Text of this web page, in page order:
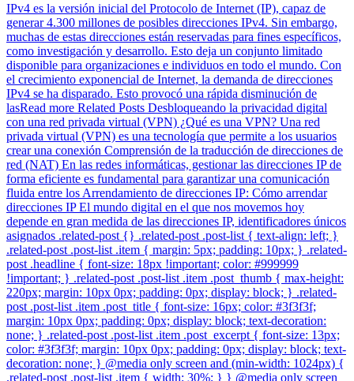
IPv4 es la versión inicial del Protocolo de Internet (IP), capaz de
generar 4.300 millones de posibles direcciones IPv4. Sin embargo,
muchas de estas direcciones están reservadas para fines específicos,
como investigación y desarrollo. Esto deja un conjunto limitado
disponible para organizaciones e individuos en todo el mundo. Con
el crecimiento exponencial de Internet, la demanda de direcciones
IPv4 se ha disparado. Esto provocó una rápida disminución de
lasRead more Related Posts Desbloqueando la privacidad digital
con una red privada virtual (VPN) ¿Qué es una VPN? Una red
privada virtual (VPN) es una tecnología que permite a los usuarios
crear una conexión Comprensión de la traducción de direcciones de
red (NAT) En las redes informáticas, gestionar las direcciones IP de
forma eficiente es fundamental para garantizar una comunicación
fluida entre los Arrendamiento de direcciones IP: Cómo arrendar
direcciones IP El mundo digital en el que nos movemos hoy
depende en gran medida de las direcciones IP, identificadores únicos
asignados .related-post {} .related-post .post-list { text-align: left; }
.related-post .post-list .item { margin: 5px; padding: 10px; } .related-
post .headline { font-size: 18px !important; color: #999999
!important; } .related-post .post-list .item .post_thumb { max-height:
220px; margin: 10px 0px; padding: 0px; display: block; } .related-
post .post-list .item .post_title { font-size: 16px; color: #3f3f3f;
margin: 10px 0px; padding: 0px; display: block; text-decoration:
none; } .related-post .post-list .item .post_excerpt { font-size: 13px;
color: #3f3f3f; margin: 10px 0px; padding: 0px; display: block; text-
decoration: none; } @media only screen and (min-width: 1024px) {
.related-post .post-list .item { width: 30%; } } @media only screen